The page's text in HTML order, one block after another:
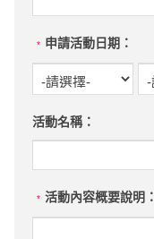
* 申請活動日期：
活動名稱：
* 活動內容概要說明：